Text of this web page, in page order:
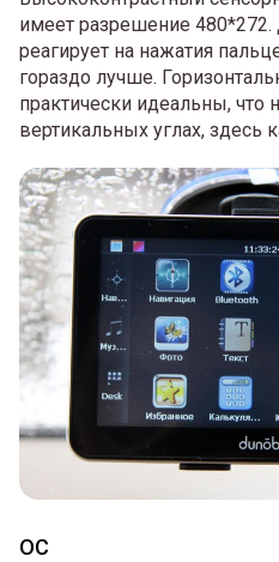
имеет разрешение 480*272.
реагирует на нажатия
гораздо лучше.
практически идеальны, что
вертикальных углах, здесь
ОС